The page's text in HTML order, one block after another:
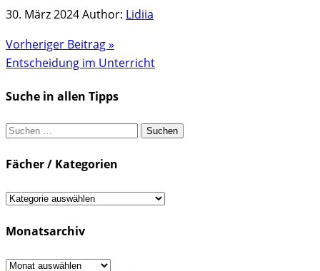
30. März 2024Author: Lidiia
Vorheriger Beitrag »
Entscheidung im Unterricht
Suche in allen Tipps
Suchen
Fächer / Kategorien
Fächer
Kategorien
Monatsarchiv
Monatsarchiv